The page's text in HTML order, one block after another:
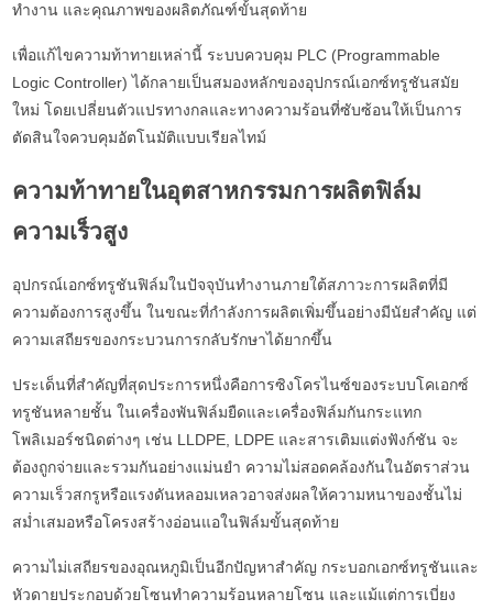
ทำงาน และคุณภาพของผลิตภัณฑ์ขั้นสุดท้าย
เพื่อแก้ไขความท้าทายเหล่านี้ ระบบควบคุม PLC (Programmable
Logic Controller) ได้กลายเป็นสมองหลักของอุปกรณ์เอกซ์ทรูชันสมัย
ใหม่ โดยเปลี่ยนตัวแปรทางกลและทางความร้อนที่ซับซ้อนให้เป็นการ
ตัดสินใจควบคุมอัตโนมัติแบบเรียลไทม์
ความท้าทายในอุตสาหกรรมการผลิตฟิล์ม
ความเร็วสูง
อุปกรณ์เอกซ์ทรูชันฟิล์มในปัจจุบันทำงานภายใต้สภาวะการผลิตที่มี
ความต้องการสูงขึ้น ในขณะที่กำลังการผลิตเพิ่มขึ้นอย่างมีนัยสำคัญ แต่
ความเสถียรของกระบวนการกลับรักษาได้ยากขึ้น
ประเด็นที่สำคัญที่สุดประการหนึ่งคือการซิงโครไนซ์ของระบบโคเอกซ์
ทรูชันหลายชั้น ในเครื่องพันฟิล์มยืดและเครื่องฟิล์มกันกระแทก
โพลิเมอร์ชนิดต่างๆ เช่น LLDPE, LDPE และสารเติมแต่งฟังก์ชัน จะ
ต้องถูกจ่ายและรวมกันอย่างแม่นยำ ความไม่สอดคล้องกันในอัตราส่วน
ความเร็วสกรูหรือแรงดันหลอมเหลวอาจส่งผลให้ความหนาของชั้นไม่
สม่ำเสมอหรือโครงสร้างอ่อนแอในฟิล์มขั้นสุดท้าย
ความไม่เสถียรของอุณหภูมิเป็นอีกปัญหาสำคัญ กระบอกเอกซ์ทรูชันและ
หัวดายประกอบด้วยโซนทำความร้อนหลายโซน และแม้แต่การเบี่ยง